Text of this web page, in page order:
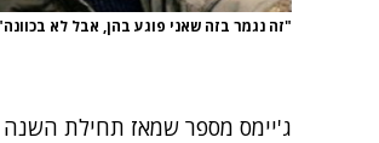
"זה נגמר בזה שאני פוגע בהן, אבל לא
ג'יימס מספר שמאז תחילת